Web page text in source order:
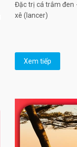
Đặc trị cá trắm đen
xê (lancer)
Xem tiếp